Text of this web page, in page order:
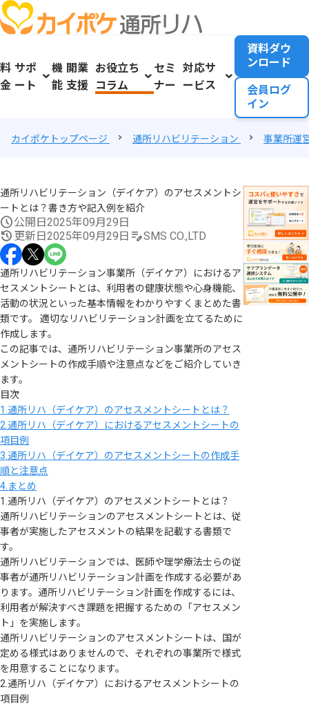
料
金
サポ
ート
機
能
開業
支援
お役立ち
コラム
セミ
ナー
対応サ
ービス
資料ダウ
ンロード
会員ログ
イン
カイポケトップページ 通所リハビリテーション 事業所運
通所リハビリテーション（デイケア）のアセスメントシ
ートとは？書き方や記入例を紹介
公開日2025年09月29日
更新日2025年09月29日 SMS CO.,LTD
通所リハビリテーション事業所（デイケア）におけるア
セスメントシートとは、利用者の健康状態や心身機能、
活動の状況といった基本情報をわかりやすくまとめた書
類です。 適切なリハビリテーション計画を立てるために
作成します。
この記事では、通所リハビリテーション事業所のアセス
メントシートの作成手順や注意点などをご紹介していき
ます。
目次
1.通所リハ（デイケア）のアセスメントシートとは？
2.通所リハ（デイケア）におけるアセスメントシートの
項目例
3.通所リハ（デイケア）のアセスメントシートの作成手
順と注意点
4.まとめ
1.通所リハ（デイケア）のアセスメントシートとは？
通所リハビリテーションのアセスメントシートとは、従
事者が実施したアセスメントの結果を記載する書類で
す。
通所リハビリテーションでは、医師や理学療法士らの従
事者が通所リハビリテーション計画を作成する必要があ
ります。通所リハビリテーション計画を作成するには、
利用者が解決すべき課題を把握するための「アセスメン
ト」を実施します。
通所リハビリテーションのアセスメントシートは、国が
定める様式はありませんので、それぞれの事業所で様式
を用意することになります。
2.通所リハ（デイケア）におけるアセスメントシートの
項目例